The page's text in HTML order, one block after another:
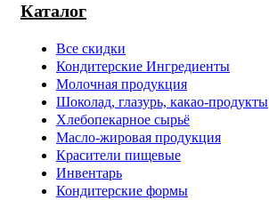
Каталог
Все скидки
Кондитерские Ингредиенты
Молочная продукция
Шоколад, глазурь, какао-продукты
Хлебопекарное сырьё
Масло-жировая продукция
Красители пищевые
Инвентарь
Кондитерские формы